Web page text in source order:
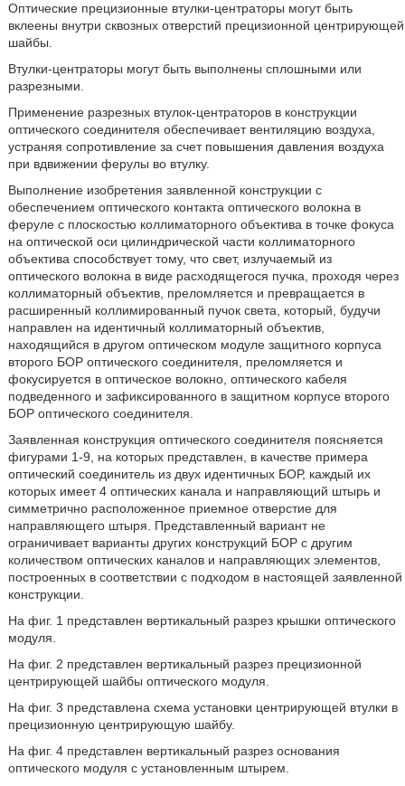
Оптические прецизионные втулки-центраторы могут быть
вклеены внутри сквозных отверстий прецизионной центрирующей
шайбы.
Втулки-центраторы могут быть выполнены сплошными или
разрезными.
Применение разрезных втулок-центраторов в конструкции
оптического соединителя обеспечивает вентиляцию воздуха,
устраняя сопротивление за счет повышения давления воздуха
при вдвижении ферулы во втулку.
Выполнение изобретения заявленной конструкции с
обеспечением оптического контакта оптического волокна в
феруле с плоскостью коллиматорного объектива в точке фокуса
на оптической оси цилиндрической части коллиматорного
объектива способствует тому, что свет, излучаемый из
оптического волокна в виде расходящегося пучка, проходя через
коллиматорный объектив, преломляется и превращается в
расширенный коллимированный пучок света, который, будучи
направлен на идентичный коллиматорный объектив,
находящийся в другом оптическом модуле защитного корпуса
второго БОР оптического соединителя, преломляется и
фокусируется в оптическое волокно, оптического кабеля
подведенного и зафиксированного в защитном корпусе второго
БОР оптического соединителя.
Заявленная конструкция оптического соединителя поясняется
фигурами 1-9, на которых представлен, в качестве примера
оптический соединитель из двух идентичных БОР, каждый их
которых имеет 4 оптических канала и направляющий штырь и
симметрично расположенное приемное отверстие для
направляющего штыря. Представленный вариант не
ограничивает варианты других конструкций БОР с другим
количеством оптических каналов и направляющих элементов,
построенных в соответствии с подходом в настоящей заявленной
конструкции.
На фиг. 1 представлен вертикальный разрез крышки оптического
модуля.
На фиг. 2 представлен вертикальный разрез прецизионной
центрирующей шайбы оптического модуля.
На фиг. 3 представлена схема установки центрирующей втулки в
прецизионную центрирующую шайбу.
На фиг. 4 представлен вертикальный разрез основания
оптического модуля с установленным штырем.